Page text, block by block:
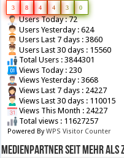
3 8 4 4 3 0
Users Today : 72
Users Yesterday : 624
Users Last 7 days : 3860
Users Last 30 days : 15560
Total Users : 3844301
Views Today : 230
Views Yesterday : 3668
Views Last 7 days : 24227
Views Last 30 days : 110015
Views This Month : 24227
Total views : 11627257
Powered ByWPS Visitor Counter
Medienpartner seit mehr als